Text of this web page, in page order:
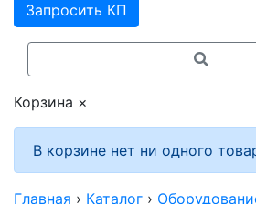
Запросить КП
Корзина ×
В корзине нет ни одного
Главная › Каталог ›